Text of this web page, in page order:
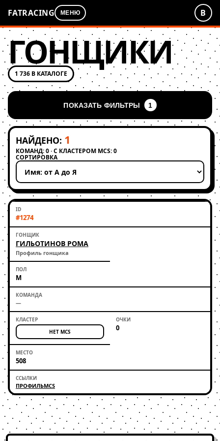
FATRACING МЕНЮ В
ГОНЩИКИ
1 736 В КАТАЛОГЕ
ПОКАЗАТЬ ФИЛЬТРЫ 1
НАЙДЕНО: 1
КОМАНД: 0 · С КЛАСТЕРОМ MCS: 0
СОРТИРОВКА
Применить сортировку
#1274
ГИЛЬОТИНОВ РОМА
Профиль гонщика
М
—
НЕТ MCS 0
508
ПРОФИЛЬMCS